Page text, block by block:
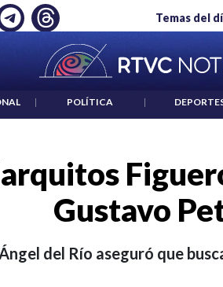
Temas del
CRIMEN": CARTA DE BETO CORAL
| POLÍTICA |
Gustavo
del Río aseguró que